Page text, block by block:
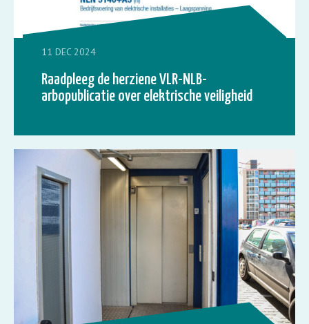
11 DEC 2024
Raadpleeg de herziene VLR-NLB-
arbopublicatie over elektrische veiligheid